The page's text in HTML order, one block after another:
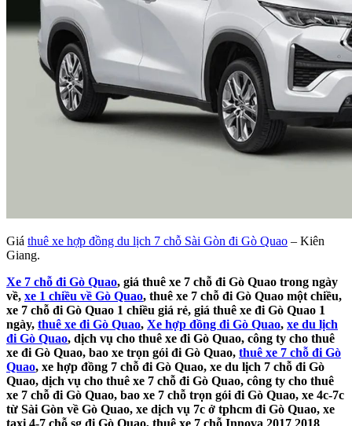
Giá thuê xe hợp đồng du lịch 7 chỗ Sài Gòn đi Gò Quao – Kiên
Giang.
Xe 7 chỗ đi Gò Quao, giá thuê xe 7 chỗ đi Gò Quao trong ngày
về, xe 1 chiều về Gò Quao, thuê xe 7 chỗ đi Gò Quao một chiều,
xe 7 chỗ đi Gò Quao 1 chiều giá rẻ, giá thuê xe đi Gò Quao 1
ngày, thuê xe đi Gò Quao, Xe hợp đồng đi Gò Quao, xe du lịch
đi Gò Quao, dịch vụ cho thuê xe đi Gò Quao, công ty cho thuê
xe đi Gò Quao, bao xe trọn gói đi Gò Quao, thuê xe 7 chỗ đi Gò
Quao, xe hợp đồng 7 chỗ đi Gò Quao, xe du lịch 7 chỗ đi Gò
Quao, dịch vụ cho thuê xe 7 chỗ đi Gò Quao, công ty cho thuê
xe 7 chỗ đi Gò Quao, bao xe 7 chỗ trọn gói đi Gò Quao, xe 4c-7c
từ Sài Gòn về Gò Quao, xe dịch vụ 7c ở tphcm đi Gò Quao, xe